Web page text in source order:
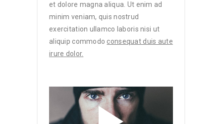
et dolore magna aliqua. Ut enim ad
minim veniam, quis nostrud
exercitation ullamco laboris nisi ut
aliquip commodo consequat duis aute
irure dolor.